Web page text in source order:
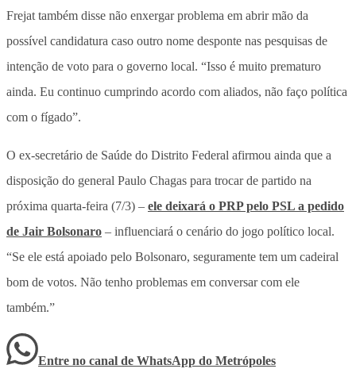
Frejat também disse não enxergar problema em abrir mão da
possível candidatura caso outro nome desponte nas pesquisas de
intenção de voto para o governo local. “Isso é muito prematuro
ainda. Eu continuo cumprindo acordo com aliados, não faço política
com o fígado”.
O ex-secretário de Saúde do Distrito Federal afirmou ainda que a
disposição do general Paulo Chagas para trocar de partido na
próxima quarta-feira (7/3) – ele deixará o PRP pelo PSL a pedido
de Jair Bolsonaro – influenciará o cenário do jogo político local.
“Se ele está apoiado pelo Bolsonaro, seguramente tem um cadeiral
bom de votos. Não tenho problemas em conversar com ele
também.”
Entre no canal de WhatsApp do Metrópoles